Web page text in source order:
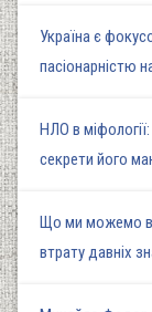
Україна є
пасіонарністю
НЛО в
секрети його
Що ми можемо
втрату давніх